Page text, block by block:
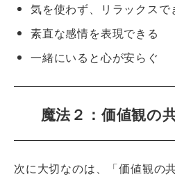
気を使わず、リラックスで
素直な感情を表現できる
一緒にいると心が安らぐ
魔法２：価値観の
次に大切なのは、「価値観の